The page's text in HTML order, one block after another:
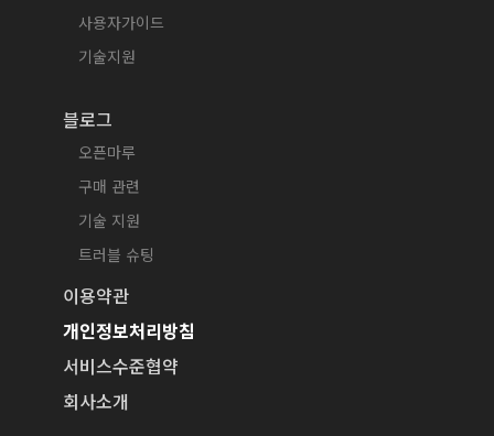
사용자가이드
기술지원
블로그
오픈마루
구매 관련
기술 지원
트러블 슈팅
이용약관
개인정보처리방침
서비스수준협약
회사소개